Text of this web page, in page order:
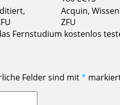
Acquin,
ZFU
Fernstudium kostenlos
Felder sind mit*